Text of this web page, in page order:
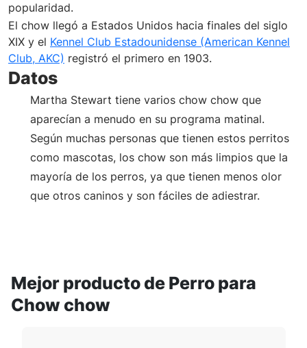
popularidad.
El chow llegó a Estados Unidos hacia finales del siglo
XIX y el Kennel Club Estadounidense (American Kennel
Club, AKC) registró el primero en 1903.
Datos
Martha Stewart tiene varios chow chow que
aparecían a menudo en su programa matinal.
Según muchas personas que tienen estos perritos
como mascotas, los chow son más limpios que la
mayoría de los perros, ya que tienen menos olor
que otros caninos y son fáciles de adiestrar.
Mejor producto de Perro para
Chow chow